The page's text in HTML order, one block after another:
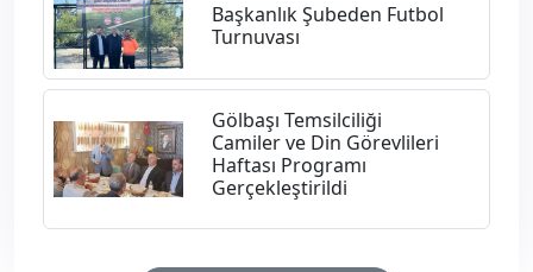
Başkanlık Şubeden Futbol
Turnuvası
Gölbaşı Temsilciliği
Camiler ve Din Görevlileri
Haftası Programı
Gerçekleştirildi